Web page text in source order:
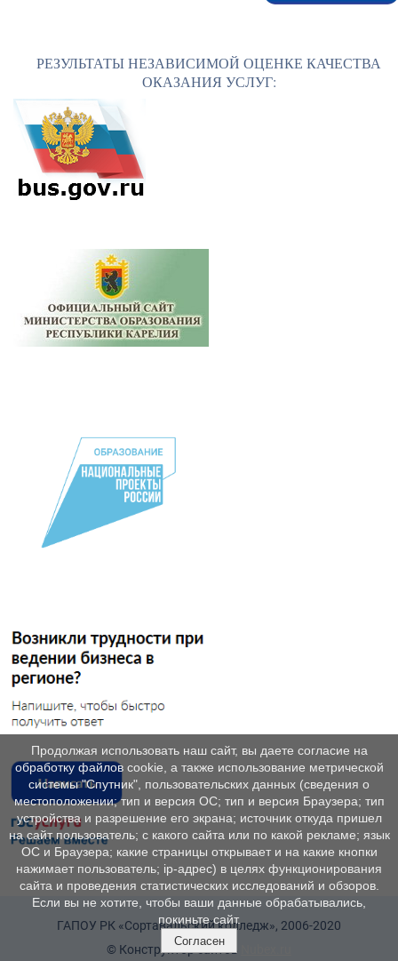
РЕЗУЛЬТАТЫ НЕЗАВИСИМОЙ ОЦЕНКЕ КАЧЕСТВА
ОКАЗАНИЯ УСЛУГ:
ГАПОУ РК «Сортавальский колледж», 2006-2020
© Конструктор сайтов
Продолжая использовать наш сайт, вы даете согласие на
обработку файлов cookie, а также использование метрической
системы "Спутник", пользовательских данных (сведения о
местоположении; тип и версия ОС; тип и версия Браузера; тип
устройства и разрешение его экрана; источник откуда пришел
на сайт пользователь; с какого сайта или по какой рекламе; язык
ОС и Браузера; какие страницы открывает и на какие кнопки
нажимает пользователь; ip-адрес) в целях функционирования
сайта и проведения статистических исследований и обзоров.
Если вы не хотите, чтобы ваши данные обрабатывались,
покиньте сайт.
Согласен